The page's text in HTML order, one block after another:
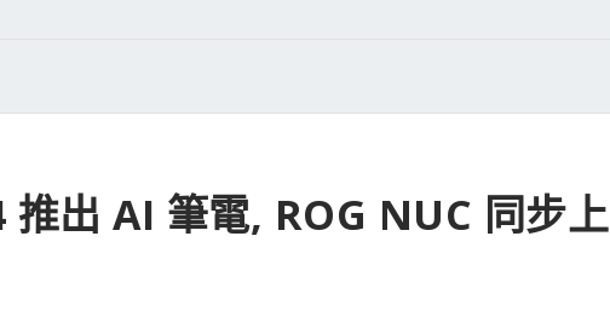
出 AI 筆電, ROG NUC 同步上